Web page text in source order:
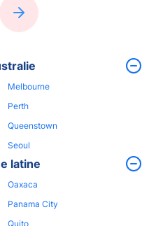
Melbourne
Perth
Queenstown
Seoul
latine
Oaxaca
Panama City
Quito